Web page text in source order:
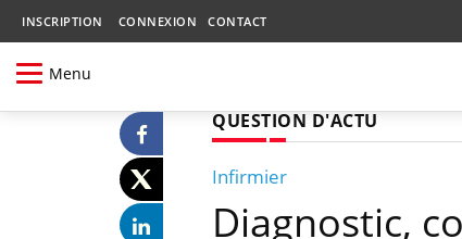
INSCRIPTION CONNEXION CONTACT
Menu
QUESTION D'ACTU
Infirmier
Diagnostic,